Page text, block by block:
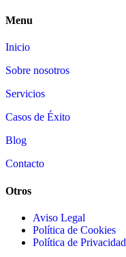
Menu
Inicio
Sobre nosotros
Servicios
Casos de Éxito
Blog
Contacto
Otros
Aviso Legal
Política de Cookies
Política de Privacidad